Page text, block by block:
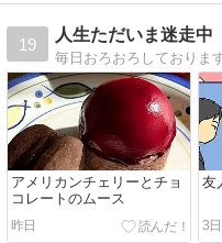
19
人生ただいま迷走中
アメリカンチェリーとチョ
コレートのムース
昨日
友
3